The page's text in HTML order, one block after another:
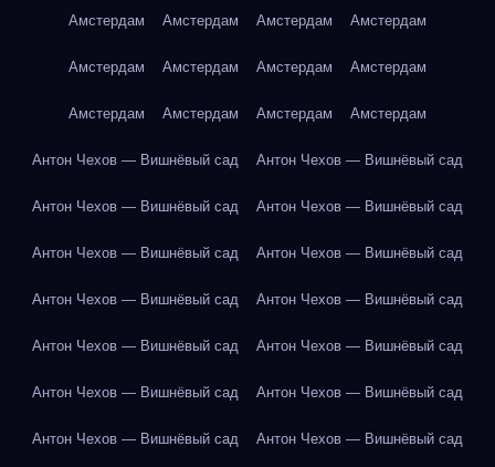
Амстердам Амстердам Амстердам Амстердам
Амстердам Амстердам Амстердам Амстердам
Амстердам Амстердам Амстердам Амстердам
Антон Чехов — Вишнёвый сад Антон Чехов — Вишнёвый сад
Антон Чехов — Вишнёвый сад Антон Чехов — Вишнёвый сад
Антон Чехов — Вишнёвый сад Антон Чехов — Вишнёвый сад
Антон Чехов — Вишнёвый сад Антон Чехов — Вишнёвый сад
Антон Чехов — Вишнёвый сад Антон Чехов — Вишнёвый сад
Антон Чехов — Вишнёвый сад Антон Чехов — Вишнёвый сад
Антон Чехов — Вишнёвый сад Антон Чехов — Вишнёвый сад